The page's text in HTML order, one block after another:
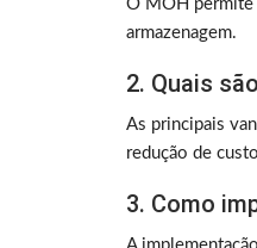
O MOH permite
armazenagem.
2. Quais
As principais
redução de
3. Como